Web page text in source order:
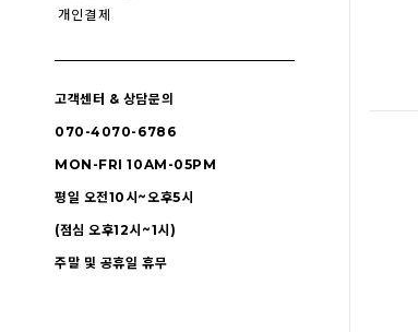
개인결제
고객센터 & 상담문의
070-4070-6786
MON-FRI 10AM-05PM
평일 오전10시~오후5시
(점심 오후12시~1시)
주말 및 공휴일 휴무